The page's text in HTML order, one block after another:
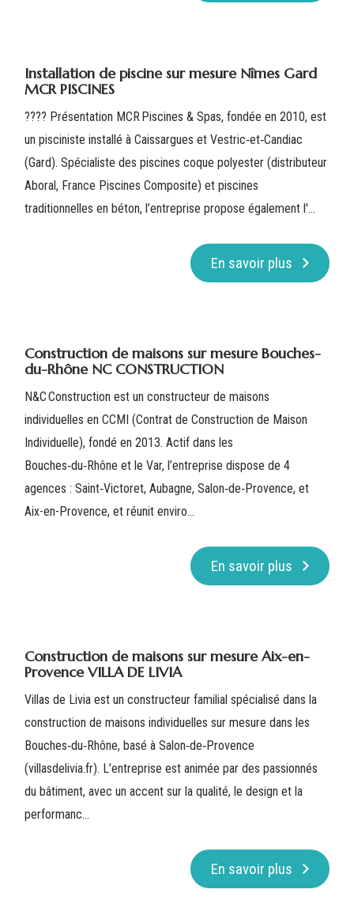
Installation de piscine sur mesure Nîmes Gard
MCR PISCINES
???? Présentation MCR Piscines & Spas, fondée en 2010, est
un pisciniste installé à Caissargues et Vestric‑et‑Candiac
(Gard). Spécialiste des piscines coque polyester (distributeur
Aboral, France Piscines Composite) et piscines
traditionnelles en béton, l’entreprise propose également l'...
En savoir plus
Construction de maisons sur mesure Bouches-
du-Rhône NC CONSTRUCTION
N&C Construction est un constructeur de maisons
individuelles en CCMI (Contrat de Construction de Maison
Individuelle), fondé en 2013. Actif dans les
Bouches‑du‑Rhône et le Var, l’entreprise dispose de 4
agences : Saint‑Victoret, Aubagne, Salon‑de‑Provence, et
Aix-en-Provence, et réunit enviro...
En savoir plus
Construction de maisons sur mesure Aix-en-
Provence VILLA DE LIVIA
Villas de Livia est un constructeur familial spécialisé dans la
construction de maisons individuelles sur mesure dans les
Bouches‑du‑Rhône, basé à Salon‑de‑Provence
(villasdelivia.fr). L’entreprise est animée par des passionnés
du bâtiment, avec un accent sur la qualité, le design et la
performanc...
En savoir plus